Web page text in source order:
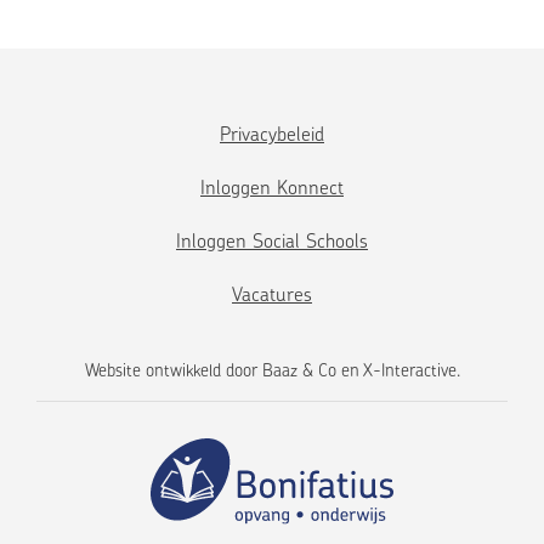
Privacybeleid
Inloggen Konnect
Inloggen Social Schools
Vacatures
Website ontwikkeld door Baaz & Coen X-Interactive.